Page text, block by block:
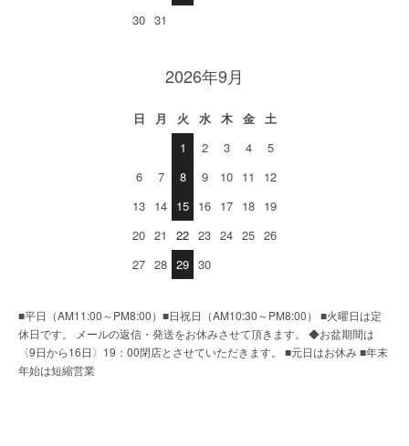
30 31
2026年9月
日 月 火 水 木 金
土
1
2 3 4
5
6
7 8 9 10 11
12
13 14 15 16 17 18 19
20 21 22 23 24 25 26
27 28 29 30
■平日（AM11:00～PM8:00）■日祝日（AM10:30～PM8:00） ■火曜日は定
休日です。 メールの返信・発送をお休みさせて頂きます。 ◆お盆期間は
〈9日から16日〉19：00閉店とさせていただきます。 ■元日はお休み ■年末
年始は短縮営業